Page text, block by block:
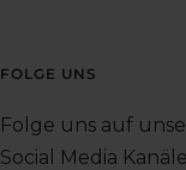
FOLGE UNS
Folge uns auf
Social Media